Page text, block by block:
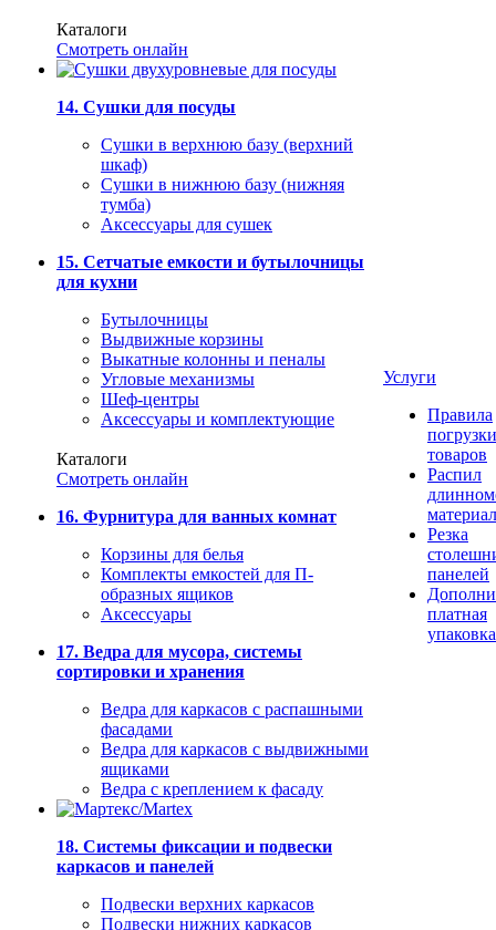
Каталоги
Смотреть онлайн
14. Сушки для посуды
Сушки в верхнюю базу (верхний
шкаф)
Сушки в нижнюю базу (нижняя
тумба)
Аксессуары для сушек
15. Сетчатые емкости и бутылочницы
для кухни
Бутылочницы
Выдвижные корзины
Выкатные колонны и пеналы
Угловые механизмы
Шеф-центры
Аксессуары и комплектующие
Каталоги
Смотреть онлайн
16. Фурнитура для ванных комнат
Корзины для белья
Комплекты емкостей для П-
образных ящиков
Аксессуары
17. Ведра для мусора, системы
сортировки и хранения
Ведра для каркасов с распашными
фасадами
Ведра для каркасов с выдвижными
ящиками
Ведра с креплением к фасаду
18. Системы фиксации и подвески
каркасов и панелей
Подвески верхних каркасов
Подвески нижних каркасов
Услуги
Правила
погрузки
товаров
Распил
Резка
панелей
платная
упаковка